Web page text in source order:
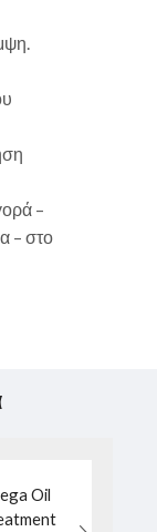
–
– στο
Oil